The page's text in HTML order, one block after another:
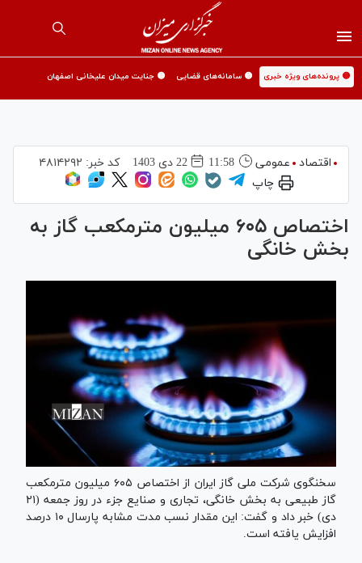
🟡 پرونده‌های ویژه خبری 🟡 سامانه‌های قضایی 🟡 جنایت میدان علیخانی اصفهان
اقتصاد عمومی 11:58 22 دی 1403 کد خبر: ۴۸۱۴۲۹۲
چاپ
اختصاص ۶۰۵ میلیون مترمکعب گاز به
بخش خانگی
سخنگوی شرکت ملی گاز ایران از اختصاص ۶۰۵ میلیون مترمکعب
گاز طبیعی به بخش خانگی، تجاری و صنایع جزء در روز جمعه (۲۱
دی) خبر داد و گفت: این مقدار نسب مدت مشابه پارسال ۱۰ درصد
افزایش یافته است.